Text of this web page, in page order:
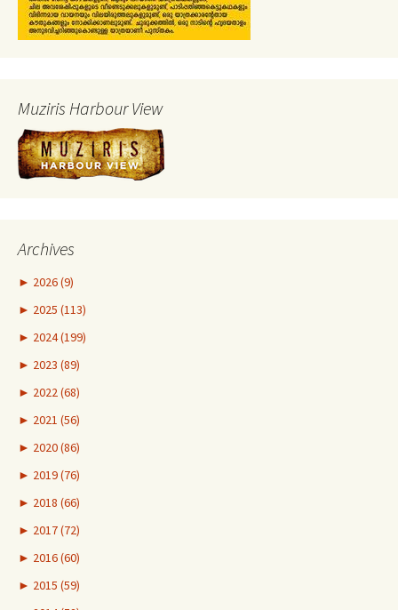
Muziris Harbour View
Archives
► 2026 (9)
► 2025 (113)
► 2024 (199)
► 2023 (89)
► 2022 (68)
► 2021 (56)
► 2020 (86)
► 2019 (76)
► 2018 (66)
► 2017 (72)
► 2016 (60)
► 2015 (59)